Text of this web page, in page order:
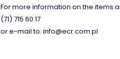
For more information on the items
(71) 715 60 17
or e-mail to: info@ecr.com.pl